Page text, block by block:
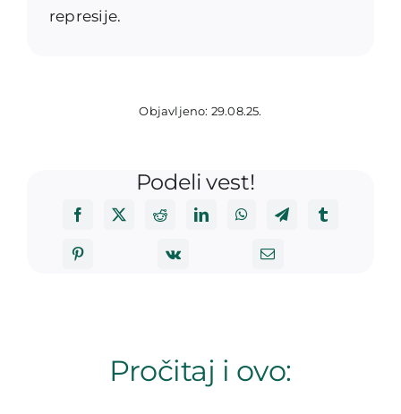
represije.
Objavljeno: 29.08.25.
Podeli vest!
Pročitaj i ovo: